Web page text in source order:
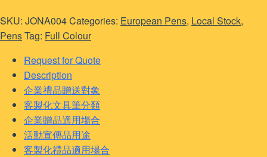
SKU: JONA004Categories: European Pens, Local Stock,
PensTag: Full Colour
Request for Quote
Description
企業禮品贈送對象
客製化文具筆分類
企業贈品適用場合
活動宣傳品用途
客製化禮品適用場合